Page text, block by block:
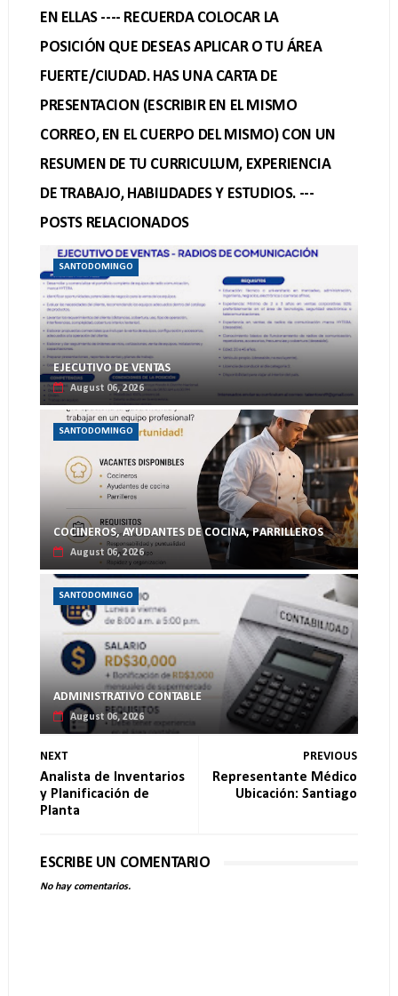
EN ELLAS ---- RECUERDA COLOCAR LA
POSICIÓN QUE DESEAS APLICAR O TU ÁREA
FUERTE/CIUDAD. HAS UNA CARTA DE
PRESENTACION (ESCRIBIR EN EL MISMO
CORREO, EN EL CUERPO DEL MISMO) CON UN
RESUMEN DE TU CURRICULUM, EXPERIENCIA
DE TRABAJO, HABILIDADES Y ESTUDIOS. ---
POSTS RELACIONADOS
SANTODOMINGO
EJECUTIVO DE VENTAS
August 06, 2026
SANTODOMINGO
COCINEROS, AYUDANTES DE COCINA, PARRILLEROS
August 06, 2026
SANTODOMINGO
ADMINISTRATIVO CONTABLE
August 06, 2026
NEXT
Analista de Inventarios
y Planificación de
Planta
PREVIOUS
Representante Médico
Ubicación: Santiago
ESCRIBE UN COMENTARIO
No hay comentarios.